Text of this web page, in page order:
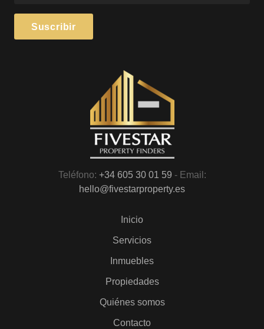
Teléfono: +34 605 30 01 59 - Email:
hello@fivestarproperty.es
Inicio
Servicios
Inmuebles
Propiedades
Quiénes somos
Contacto